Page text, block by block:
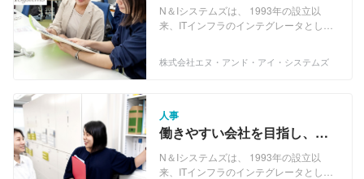
す。 DXサービスとBPOサービスの大き
く２つの事業を展開し、お客様ビジネス
ビスの提供ではなく、BPOサービスとの
極的で、建設DXやIoTソリューションな
どの新たな分野の事業にも挑戦していま
す。 独自サービス「DXクラーク™」で
は、お客様が抱えているDX化課題の解決
をスピーディーにサポート。データ活
したいエンジニア募集！
N＆Iシステムズは、 1993年の設立以
来、ITインフラのインテグレータとし
ました。 現在は、およそ30年に渡って培
ランスフォーメーション）時代におい
て、DXインテグレータ®としてDXインテ
グレーションサービスを提供していま
す。 DXサービスとBPOサービスの大き
く２つの事業を展開し、お客様ビジネス
株式会社エヌ・アンド・アイ・システムズ
人事
働きやすい会社を目指し、社
員と会社の成長・価値化を支
援したい人事募集！
N＆Iシステムズは、 1993年の設立以
来、ITインフラのインテグレータとし